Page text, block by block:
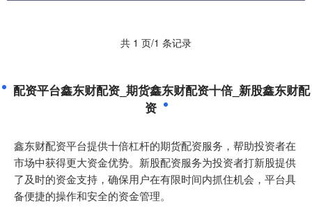
共 1 页/1 条记录
配资平台鑫东财配资_期货鑫东财配资十倍_新股鑫东财配
资
鑫东财配资平台提供十倍杠杆的期货配资服务，帮助投资者在
市场中获得更大资金优势。新股配资服务为投资者打新股提供
了及时的资金支持，确保用户在有限时间内抓住机会，平台具
备便捷的操作和安全的资金管理。